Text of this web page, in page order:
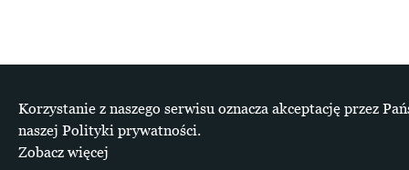
Korzystanie z naszego serwisu oznacza akceptację przez
naszej Polityki prywatności.
Zobacz więcej